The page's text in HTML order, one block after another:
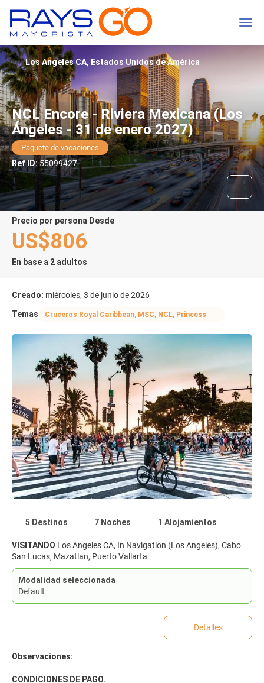
NCL Encore - Riviera Mexicana (Los
Ángeles - 31 de enero 2027)
Paquete de vacaciones
Ref ID:55099427
Los Angeles CA, Estados Unidos de América
precio por persona Desde
US$806
En base a 2 adultos
Creado: miércoles, 3 de junio de 2026
Temas
Cruceros Royal Caribbean, MSC, NCL, Princess
5 Destinos 7 Noches 1 Alojamientos
VISITANDO Los Angeles CA, In Navigation (Los Angeles), Cabo
San Lucas, Mazatlan, Puerto Vallarta
Modalidad seleccionada
Default
Detalles
Observaciones:
CONDICIONES DE PAGO.